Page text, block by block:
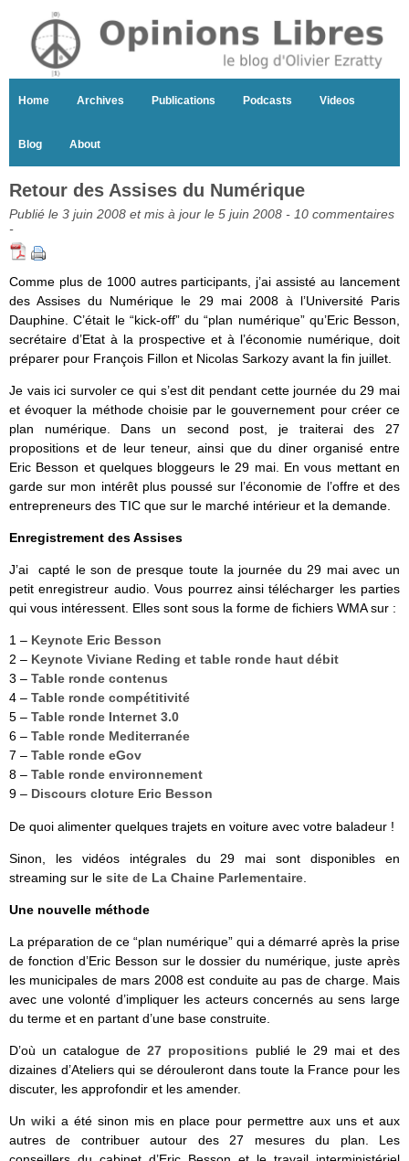
Home Archives Publications Podcasts Videos
Blog About
Retour des Assises du Numérique
Publié le 3 juin 2008 et mis à jour le 5 juin 2008 - 10 commentaires
-
Comme plus de 1000 autres participants, j’ai assisté au lancement
des Assises du Numérique le 29 mai 2008 à l’Université Paris
Dauphine. C’était le “kick-off” du “plan numérique” qu’Eric Besson,
secrétaire d’Etat à la prospective et à l’économie numérique, doit
préparer pour François Fillon et Nicolas Sarkozy avant la fin juillet.
Je vais ici survoler ce qui s’est dit pendant cette journée du 29 mai
et évoquer la méthode choisie par le gouvernement pour créer ce
plan numérique. Dans un second post, je traiterai des 27
propositions et de leur teneur, ainsi que du diner organisé entre
Eric Besson et quelques bloggeurs le 29 mai. En vous mettant en
garde sur mon intérêt plus poussé sur l’économie de l’offre et des
entrepreneurs des TIC que sur le marché intérieur et la demande.
Enregistrement des Assises
J’ai capté le son de presque toute la journée du 29 mai avec un
petit enregistreur audio. Vous pourrez ainsi télécharger les parties
qui vous intéressent. Elles sont sous la forme de fichiers WMA sur :
1 – Keynote Eric Besson
2 – Keynote Viviane Reding et table ronde haut débit
3 – Table ronde contenus
4 – Table ronde compétitivité
5 – Table ronde Internet 3.0
6 – Table ronde Mediterranée
7 – Table ronde eGov
8 – Table ronde environnement
9 – Discours cloture Eric Besson
De quoi alimenter quelques trajets en voiture avec votre baladeur !
Sinon, les vidéos intégrales du 29 mai sont disponibles en
streaming sur le site de La Chaine Parlementaire
Une nouvelle méthode
La préparation de ce “plan numérique” qui a démarré après la prise
de fonction d’Eric Besson sur le dossier du numérique, juste après
les municipales de mars 2008 est conduite au pas de charge. Mais
avec une volonté d’impliquer les acteurs concernés au sens large
du terme et en partant d’une base construite.
D’où un catalogue de27 propositions publié le 29 mai et des
dizaines d’Ateliers qui se dérouleront dans toute la France pour les
discuter, les approfondir et les amender.
Un wiki a été sinon mis en place pour permettre aux uns et aux
autres de contribuer autour des 27 mesures du plan. Les